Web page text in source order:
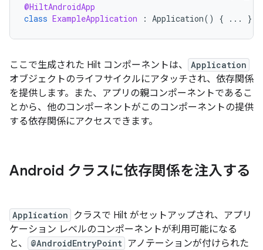
@HiltAndroidApp
class ExampleApplication : Application() { ... }
ここで生成された Hilt コンポーネントは、 Application
オブジェクトのライフサイクルにアタッチされ、依存関係
を提供します。また、アプリの親コンポーネントであるこ
とから、他のコンポーネントがこのコンポーネントの提供
する依存関係にアクセスできます。
Android クラスに依存関係を注入する
Application
クラスで Hilt がセットアップされ、アプリ
ケーション レベルのコンポーネントが利用可能になる
と、
@AndroidEntryPoint アノテーションが付けられた